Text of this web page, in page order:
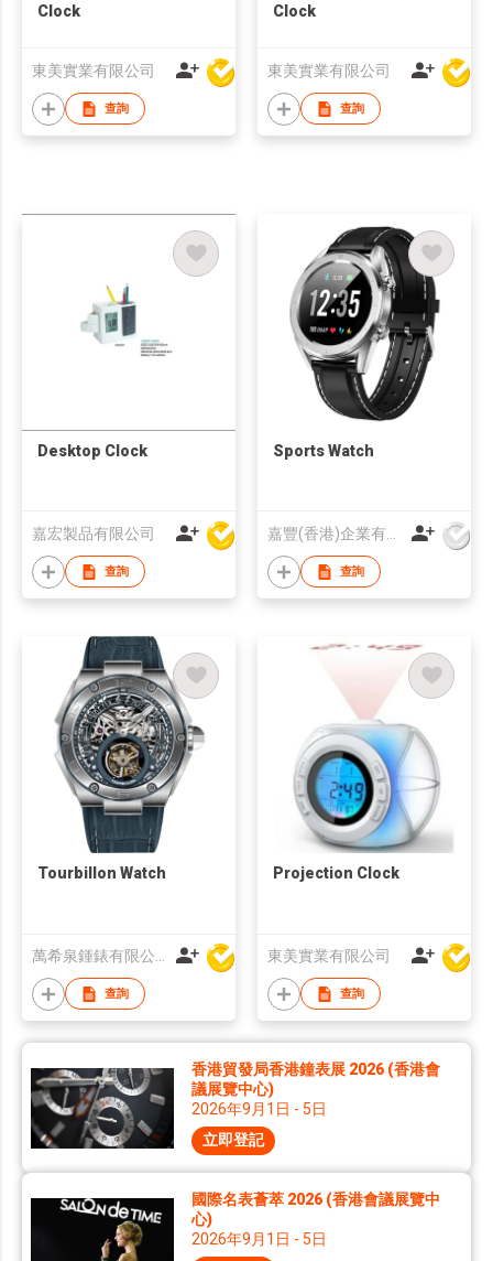
Clock
東美實業有限公司
查詢
Clock
東美實業有限公司
查詢
Desktop Clock
嘉宏製品有限公司
查詢
Sports Watch
查詢
Tourbillon Watch
萬希泉鍾錶有限公司
查詢
Projection Clock
東美實業有限公司
查詢
香港貿發局香港鐘表展 2026 (香港會
議展覽中心)
2026年9月1日 - 5日
立即登記
國際名表薈萃 2026 (香港會議展覽中
心)
2026年9月1日 - 5日